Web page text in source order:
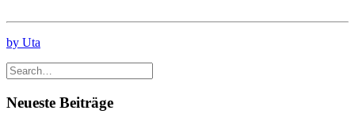
by Uta
Neueste Beiträge